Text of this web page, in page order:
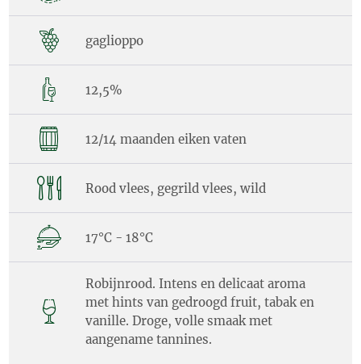
gaglioppo
12,5%
12/14 maanden eiken vaten
Rood vlees, gegrild vlees, wild
17°C - 18°C
Robijnrood. Intens en delicaat aroma
met hints van gedroogd fruit, tabak en
vanille. Droge, volle smaak met
aangename tannines.